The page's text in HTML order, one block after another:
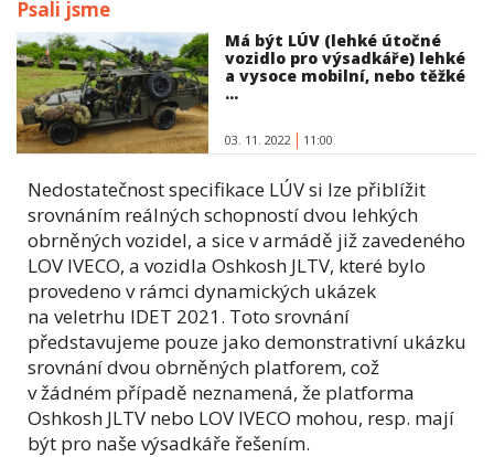
Psali jsme
Má být LÚV (lehké útočné
vozidlo pro výsadkáře) lehké
a vysoce mobilní, nebo těžké
...
03. 11. 2022 11:00
Nedostatečnost specifikace LÚV si lze přiblížit
srovnáním reálných schopností dvou lehkých
obrněných vozidel, a sice v armádě již zavedeného
LOV IVECO, a vozidla Oshkosh JLTV, které bylo
provedeno v rámci dynamických ukázek
na veletrhu IDET 2021. Toto srovnání
představujeme pouze jako demonstrativní ukázku
srovnání dvou obrněných platforem, což
v žádném případě neznamená, že platforma
Oshkosh JLTV nebo LOV IVECO mohou, resp. mají
být pro naše výsadkáře řešením.